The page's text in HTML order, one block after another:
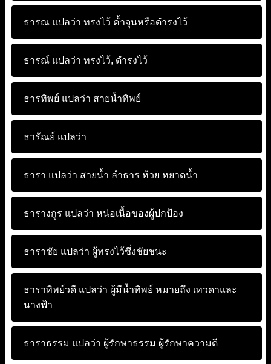
ธารณ แปลว่า ทรงไว้ ค้ำจุนหรือดำรงไว้
ธารณ์ แปลว่า ทรงไว้, ดำรงไว้
ธารทิพย์ แปลว่า สายน้ำทิพย์
ธารัณย์ แปลว่า
ธารา แปลว่า สายน้ำ ลำธาร ห้วย หยาดน้ำ
ธารางกูร แปลว่า หน่อเนื้อของผู้ปกป้อง
ธาราชัย แปลว่า ผู้ทรงไว้ซึ่งชัยชนะ
ธาราทิพย์วดี แปลว่า ผู้มีน้ำทิพย์ หมายถึง เทวดาและ
นางฟ้า
ธาราธรรม แปลว่า ผู้รักษาธรรม ผู้รักษาความดี